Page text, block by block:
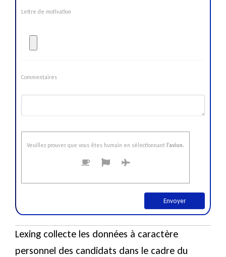
Lettre de motivation
Commentaires
Veuillez prouver que vous êtes humain en sélectionnant l’avion.
Lexing collecte les données à caractère
personnel des candidats dans le cadre du